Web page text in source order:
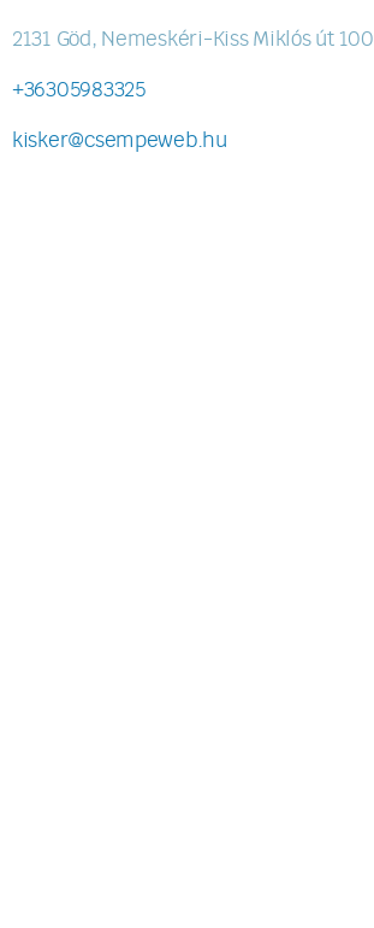
2131 Göd, Nemeskéri-Kiss Miklós út 100.
+36305983325
kisker@csempeweb.hu